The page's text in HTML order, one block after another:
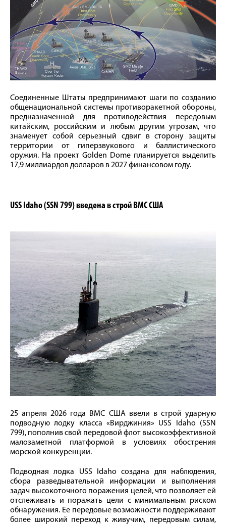
Соединенные Штаты предпринимают шаги по созданию
общенациональной системы противоракетной обороны,
предназначенной для противодействия передовым
китайским, российским и любым другим угрозам, что
знаменует собой серьезный сдвиг в сторону защиты
территории от гиперзвукового и баллистического
оружия. На проект Golden Dome планируется выделить
17,9 миллиардов долларов в 2027 финансовом году.
USS Idaho (SSN 799) введена в строй ВМС США
25 апреля 2026 года ВМС США ввели в строй ударную
подводную лодку класса «Вирджиния» USS Idaho (SSN
799), пополнив свой передовой флот высокоэффективной
малозаметной платформой в условиях обострения
морской конкуренции.
Подводная лодка USS Idaho создана для наблюдения,
сбора разведывательной информации и выполнения
задач высокоточного поражения целей, что позволяет ей
отслеживать и поражать цели с минимальным риском
обнаружения. Ее передовые возможности поддерживают
более широкий переход к живучим, передовым силам,